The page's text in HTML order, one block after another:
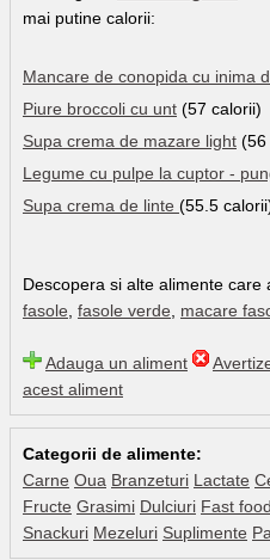
mai putine calorii:
Mancare de conopida cu inima
Piure broccoli cu unt (57 calorii)
Supa crema de mazare light (56
Legume cu pulpe la cuptor -
Supa crema de linte (55.5
Descopera si alte alimente
fasole fasole verde macare
Adauga un aliment
acest aliment
Categorii de alimente:
Carne Oua Branzeturi Lactate
Fructe Grasimi Dulciuri Fast food
Snackuri Mezeluri Suplimente